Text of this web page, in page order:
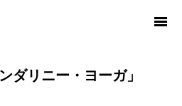
ダリニー・ヨーガ」